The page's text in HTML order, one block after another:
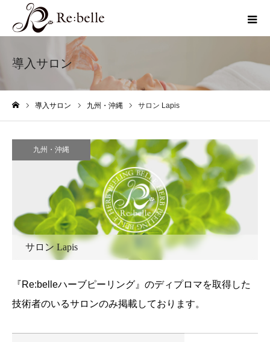
導入サロン
導入サロン 九州・沖縄 サロン Lapis
九州・沖縄
サロン Lapis
『Re:belleハーブピーリング』のディプロマを取得した
技術者のいるサロンのみ掲載しております。